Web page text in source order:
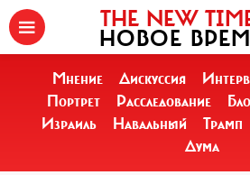
THE NEW
НОВОЕ
Мнение Дискуссия
Портрет
Расследование
Израиль
Навальный Трамп
Дума